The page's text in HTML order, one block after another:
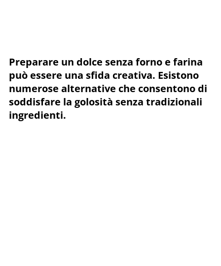
Preparare un dolce senza forno e farina
può essere una sfida creativa. Esistono
numerose alternative che consentono di
soddisfare la golosità senza tradizionali
ingredienti.